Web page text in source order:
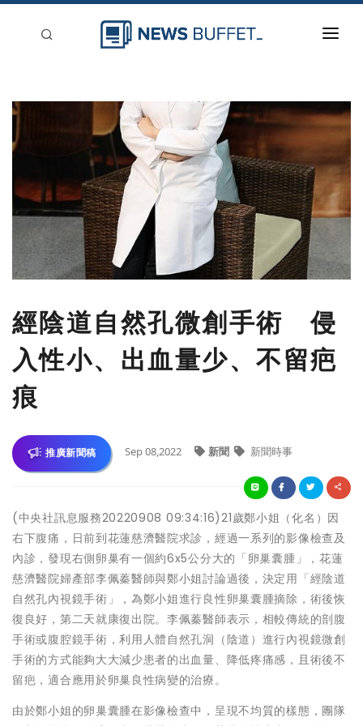
經陰道自然孔微創手術 侵
入性小、出血量少、不留疤
痕
推廣新聞稿 Sep 08,2022 新聞 新聞時事
(中央社訊息服務20220908 09:34:16)21歲鄭小姐（化名）因
右下腹痛，日前到花蓮慈濟醫院求診，經過一系列的影像檢查及
內診，發現右側卵巢有一個約6x5公分大的「卵巢囊腫」，花蓮
慈濟醫院婦產部李佩蓁醫師與鄭小姐討論過後，決定用「經陰道
自然孔內視鏡手術」，為鄭小姐進行良性卵巢囊腫摘除，術後恢
復良好，第二天就康復出院。李佩蓁醫師表示，相較傳統的剖腹
手術或腹腔鏡手術，利用人體自然孔洞（陰道）進行內視鏡微創
手術的方式能夠大大減少患者的出血量、降低疼痛感，且術後不
留疤，適合應用於卵巢良性病變的治療。
由於鄭小姐的卵巢囊腫在影像檢查中，呈現不均質的樣態，團隊